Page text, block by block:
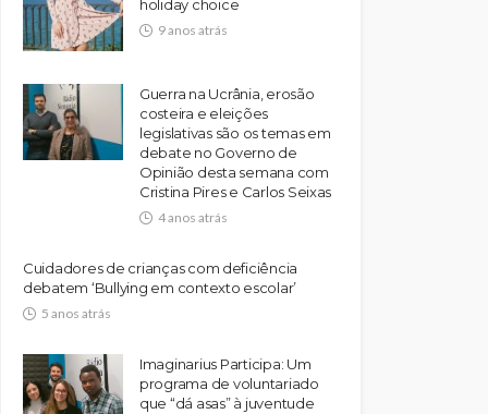
holiday choice
9 anos atrás
Guerra na Ucrânia, erosão
costeira e eleições
legislativas são os temas em
debate no Governo de
Opinião desta semana com
Cristina Pires e Carlos Seixas
4 anos atrás
Cuidadores de crianças com deficiência
debatem ‘Bullying em contexto escolar’
5 anos atrás
Imaginarius Participa: Um
programa de voluntariado
que “dá asas” à juventude